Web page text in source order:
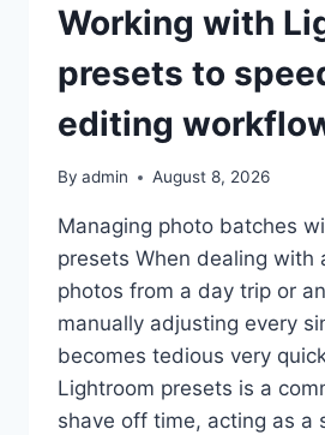
Working with
presets to
editing
By admin August 8, 2026
Managing photo batches
presets When dealing with
photos from a day trip or
manually adjusting every
becomes tedious very
Lightroom presets is a
shave off time, acting as a